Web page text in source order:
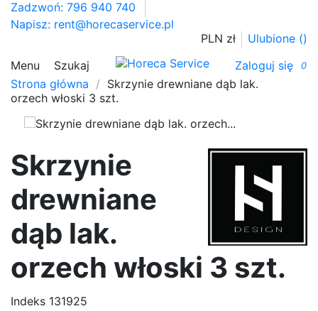
Zadzwoń: 796 940 740
Napisz: rent@horecaservice.pl
PLN zł
Ulubione ()
Menu
Szukaj Zaloguj się 0
Strona główna
Skrzynie drewniane dąb lak.
orzech włoski 3 szt.
Skrzynie
drewniane
dąb lak.
orzech włoski 3 szt.
Indeks 131925